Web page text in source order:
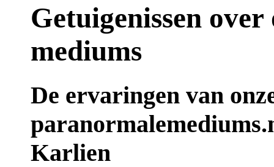
Getuigenissen
mediums
De ervaringen van
Karlien